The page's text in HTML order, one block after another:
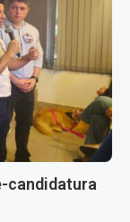
candidatura